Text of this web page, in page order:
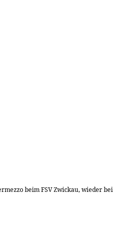
beim FSV Zwickau, wieder bei